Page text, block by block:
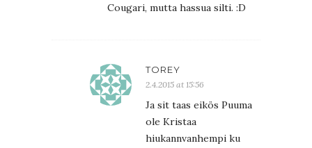
Cougari, mutta hassua silti. :D
TOREY
2.4.2015 at 15:56
Ja sit taas eikös Puuma
ole Kristaa
hiukannvanhempi ku